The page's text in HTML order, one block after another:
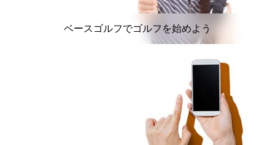
ベースゴルフでゴルフを始めよう